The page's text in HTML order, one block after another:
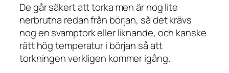
De går säkert att torka men är nog lite
nerbrutna redan från början, så det krävs
nog en svamptork eller liknande, och kanske
rätt hög temperatur i början så att
torkningen verkligen kommer igång.